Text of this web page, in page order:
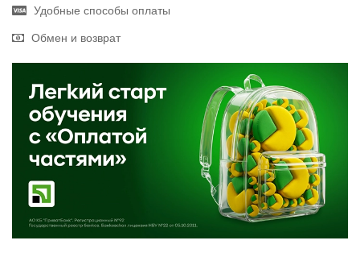
Удобные способы оплаты
Обмен и возврат